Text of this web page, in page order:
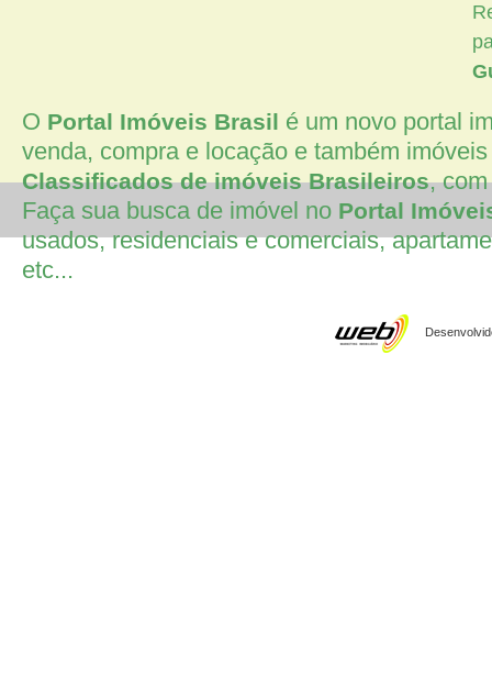
O Portal Imóveis Brasil é um novo portal
venda, compra e locação e também
Classificados de imóveis Brasileiros,
Faça sua busca de imóvel no Portal
usados, residenciais e comerciais,
etc...